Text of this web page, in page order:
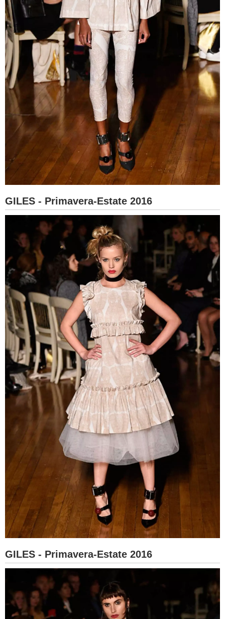
GILES - Primavera-Estate 2016
GILES - Primavera-Estate 2016